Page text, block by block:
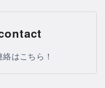
絡はこちら！